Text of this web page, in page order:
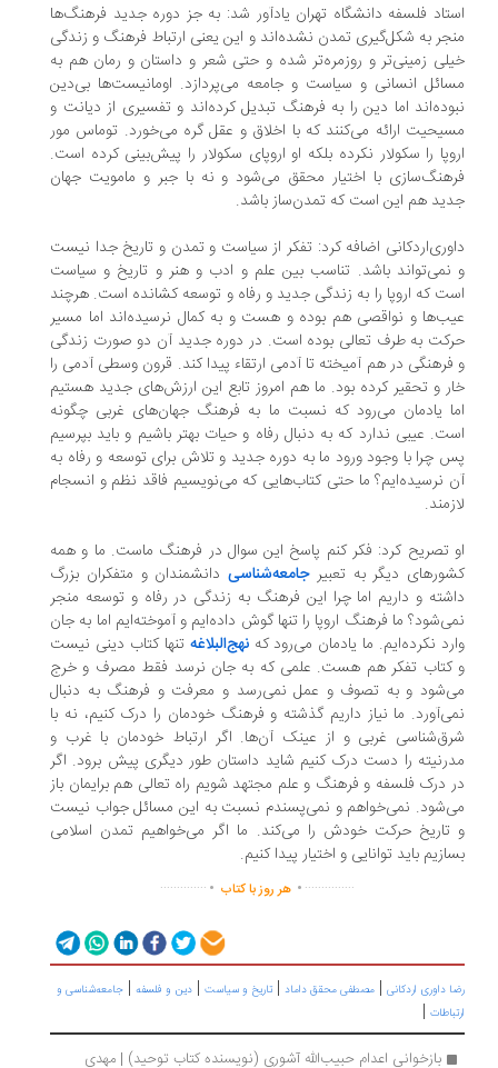
فلسفه دانشگاه تهران یادآور شد: به جز دوره جدید فرهنگ‌ها
به شکل‌گیری تمدن نشده‌اند و این یعنی ارتباط فرهنگ و زندگی
زمینی‌تر و روزمره‌تر شده و حتی شعر و داستان و رمان هم به
انسانی و سیاست و جامعه می‌پردازد. اومانیست‌ها بی‌دین
اما دین را به فرهنگ تبدیل کرده‌اند و تفسیری از دیانت و
ارائه می‌کنند که با اخلاق و عقل گره می‌خورد. توماس مور
را سکولار نکرده بلکه او اروپای سکولار را پیش‌بینی کرده است.
با اختیار محقق می‌شود و نه با جبر و مامویت جهان
هم این است که تمدن‌ساز باشد.
اضافه کرد: تفکر از سیاست و تمدن و تاریخ جدا نیست
باشد. تناسب بین علم و ادب و هنر و تاریخ و سیاست
که اروپا را به زندگی جدید و رفاه و توسعه کشانده است. هرچند
و نواقصی هم بوده و هست و به کمال نرسیده‌اند اما مسیر
به طرف تعالی بوده است. در دوره جدید آن دو صورت زندگی
در هم آمیخته تا آدمی ارتقاء پیدا کند. قرون وسطی آدمی را
و تحقیر کرده بود. ما هم امروز تابع این ارزش‌های جدید هستیم
یادمان می‌رود که نسبت ما به فرهنگ جهان‌های غربی چگونه
عیبی ندارد که به دنبال رفاه و حیات بهتر باشیم و باید بپرسیم
چرا با وجود ورود ما به دوره جدید و تلاش برای توسعه و رفاه به
نرسیده‌ایم؟ ما حتی کتاب‌هایی که می‌نویسیم فاقد نظم و انسجام
تصریح کرد: فکر کنم پاسخ این سوال در فرهنگ ماست. ما و همه
دیگر به تعبیر جامعه‌شناسیدانشمندان و متفکران بزرگ
و داریم اما چرا این فرهنگ به زندگی در رفاه و توسعه منجر
ما فرهنگ اروپا را تنها گوش داده‌ایم و آموخته‌ایم اما به جان
نکرده‌ایم. ما یادمان می‌رود کهنهج‌البلاغهتنها کتاب دینی نیست
کتاب تفکر هم هست. علمی که به جان نرسد فقط مصرف و خرج
و به تصوف و عمل نمی‌رسد و معرفت و فرهنگ به دنبال
ما نیاز داریم گذشته و فرهنگ خودمان را درک کنیم، نه با
غربی و از عینک آن‌ها. اگر ارتباط خودمان با غرب و
را دست درک کنیم شاید داستان طور دیگری پیش برود. اگر
درک فلسفه و فرهنگ و علم مجتهد شویم راه تعالی هم برایمان باز
نمی‌خواهم و نمی‌پسندم نسبت به این مسائل جواب نیست
حرکت خودش را می‌کند. ما اگر می‌خواهیم تمدن اسلامی
باید توانایی و اختیار پیدا کنیم.
...............
. هر روز با کتاب.
..............
داوری اردکانی| مصطفی محقق داماد|تاریخ و سیاست|دین و فلسفه| جامعه‌شناسی و
بازخوانی اعدام حبیب‌الله آشوری (نویسنده کتاب توحید) | مهدی